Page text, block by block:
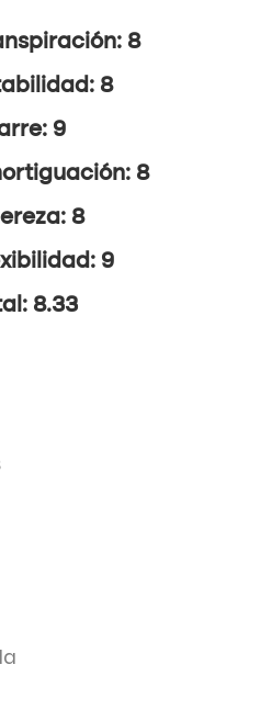
8
8
9
8
8
9
8.33